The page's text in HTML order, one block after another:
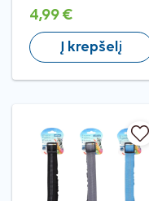
4,99 €
Į krepšelį